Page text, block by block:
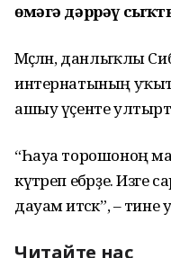
өмәгә дәррәү
Мәҫәлән, данлыҡлы
интернатының
ашыу үҫенте
“Һауа торошоноң
күтәреп ебәрҙе. Изге
дауам итәсәк”, – тине
Читайте нас